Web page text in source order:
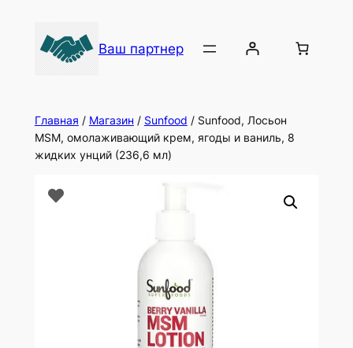
Ваш партнер
Главная / Магазин / Sunfood / Sunfood, Лосьон
MSM, омолаживающий крем, ягоды и ваниль, 8
жидких унций (236,6 мл)